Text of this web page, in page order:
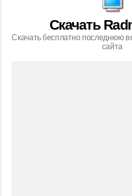
Скачать
Скачать бесплатно последнюю
сайта